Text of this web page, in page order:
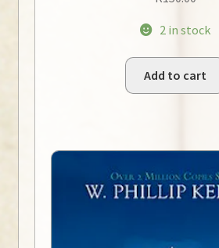
2 in stock
Add to cart